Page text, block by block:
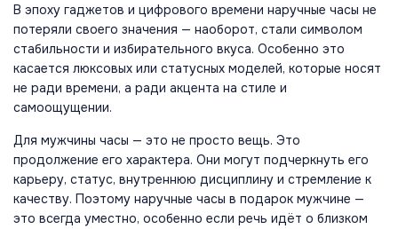
В эпоху гаджетов и цифрового времени наручные часы не
потеряли своего значения — наоборот, стали символом
стабильности и избирательного вкуса. Особенно это
касается люксовых или статусных моделей, которые носят
не ради времени, а ради акцента на стиле и
самоощущении.
Для мужчины часы — это не просто вещь. Это
продолжение его характера. Они могут подчеркнуть его
карьеру, статус, внутреннюю дисциплину и стремление к
качеству. Поэтому наручные часы в подарок мужчине —
это всегда уместно, особенно если речь идёт о близком